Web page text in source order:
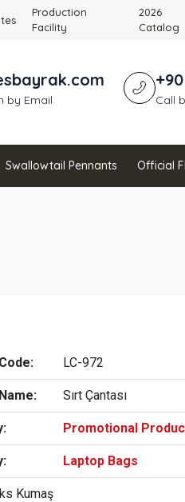
Production
Facility
2026
Catalog
by Email Call
Swallowtail Pennants Official
LC-972
Sırt Çantası
Promotional
Laptop Bags
Kumaş